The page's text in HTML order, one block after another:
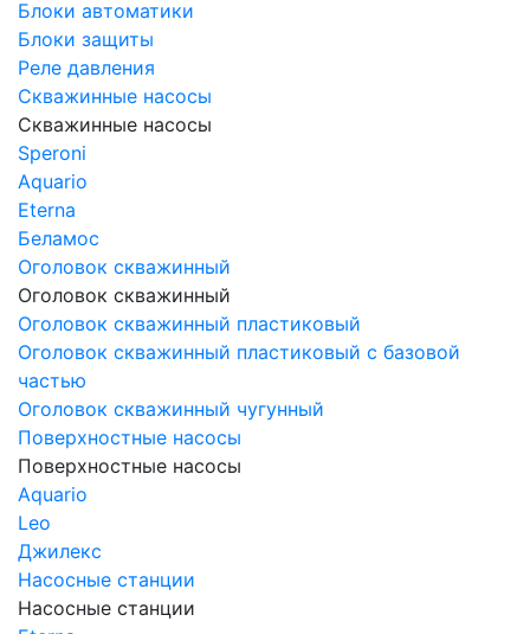
Блоки автоматики
Блоки защиты
Реле давления
Скважинные насосы
Скважинные насосы
Speroni
Aquario
Eterna
Беламос
Оголовок скважинный
Оголовок скважинный
Оголовок скважинный пластиковый
Оголовок скважинный пластиковый с базовой
частью
Оголовок скважинный чугунный
Поверхностные насосы
Поверхностные насосы
Aquario
Leo
Джилекс
Насосные станции
Насосные станции